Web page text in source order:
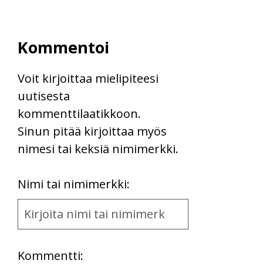
Kommentoi
Voit kirjoittaa mielipiteesi
uutisesta
kommenttilaatikkoon.
Sinun pitää kirjoittaa myös
nimesi tai keksiä nimimerkki.
Nimi tai nimimerkki:
Name
and
Kommentti: